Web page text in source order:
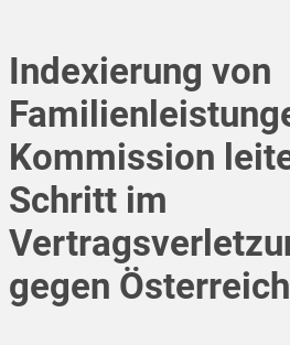
Indexierung von
Kommission
Schritt im
gegen